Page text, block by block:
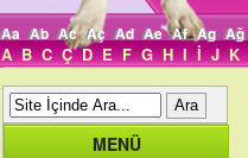
Aa Ab Ac Aç Ad Ae Af Ag Ağ
A B C Ç D E F G H I İ J K
MENÜ